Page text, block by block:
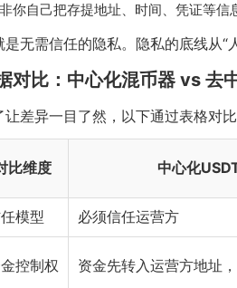
你自己把存提地址、时间、凭证等信
是无需信任的隐私。隐私的底线从“
对比：中心化混币器 vs 去
让差异一目了然，以下通过表格对
比维度 中心化
模型 必须信任运营方
控制权 资金先转入运营方地址